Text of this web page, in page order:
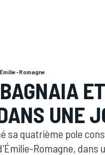
Romagne
UNE
sa quatrième pole
Romagne, dans